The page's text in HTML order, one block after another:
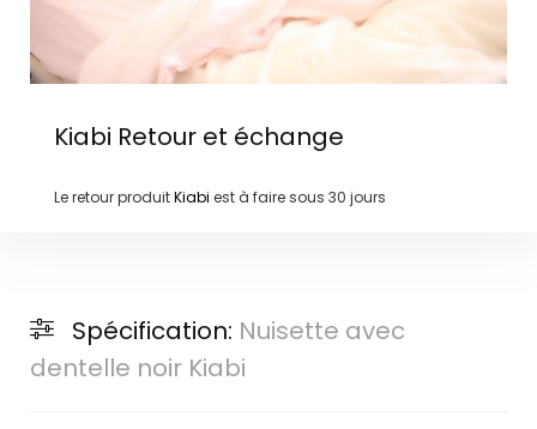
Kiabi Retour et échange
Le retour produitKiabi est à faire sous 30 jours
Spécification: Nuisette avec
dentelle noir Kiabi